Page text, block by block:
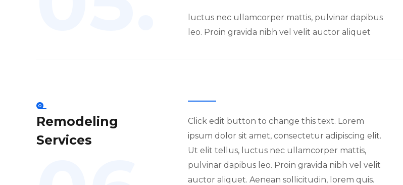
luctus nec ullamcorper mattis, pulvinar dapibus
leo. Proin gravida nibh vel velit auctor aliquet
Remodeling
Services
Click edit button to change this text. Lorem
ipsum dolor sit amet, consectetur adipiscing elit.
Ut elit tellus, luctus nec ullamcorper mattis,
pulvinar dapibus leo. Proin gravida nibh vel velit
auctor aliquet. Aenean sollicitudin, lorem quis.